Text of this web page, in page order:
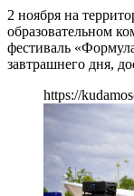
2 ноября на
образовательном
фестиваль
завтрашнего дня,
https://